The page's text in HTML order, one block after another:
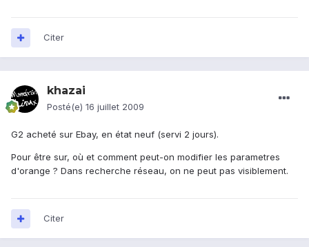
Citer
khazai
Posté(e) 16 juillet 2009
G2 acheté sur Ebay, en état neuf (servi 2 jours).
Pour être sur, où et comment peut-on modifier les parametres
d'orange ? Dans recherche réseau, on ne peut pas visiblement.
Citer